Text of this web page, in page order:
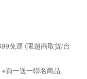
免運 (限超商取貨/台
買一送一聯名商品、